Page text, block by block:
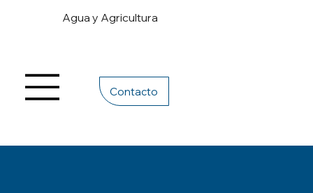
Agua y Agricultura
Contacto